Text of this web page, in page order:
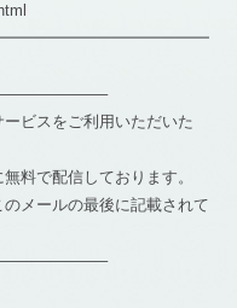
ビスをご利用いただいた
料で配信しております。
メールの最後に記載されて